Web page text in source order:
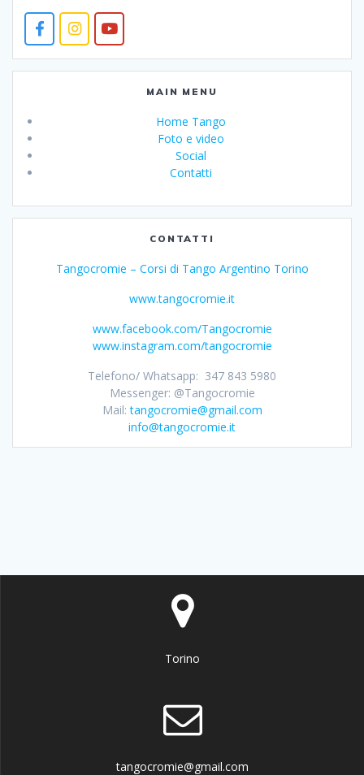
MAIN MENU
Home Tango
Foto e video
Social
Contatti
CONTATTI
Tangocromie – Corsi di Tango Argentino Torino
www.tangocromie.it
www.facebook.com/Tangocromie
www.instagram.com/tangocromie
Telefono/ Whatsapp: 347 843 5980
Messenger: @Tangocromie
Mail:tangocromie@gmail.com
info@tangocromie.it
Torino
tangocromie@gmail.com